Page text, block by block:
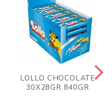
LOLLO CHOCOLATE
30X28GR 840GR